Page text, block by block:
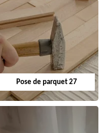
Pose de parquet 27